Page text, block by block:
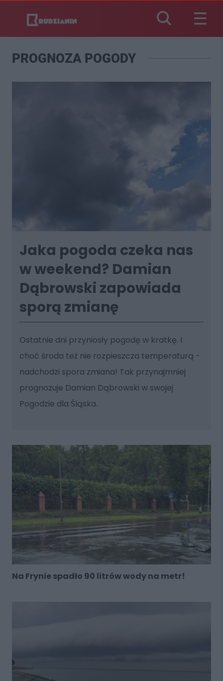
PROGNOZA POGODY
Jaka pogoda czeka nas
w weekend? Damian
Dąbrowski zapowiada
sporą zmianę
Ostatnie dni przyniosły pogodę w kratkę. I
choć środa też nie rozpieszcza temperaturą -
nadchodzi spora zmiana! Tak przynajmniej
prognozuje Damian Dąbrowski w swojej
Pogodzie dla Śląska.
Na Frynie spadło 90 litrów wody na metr!